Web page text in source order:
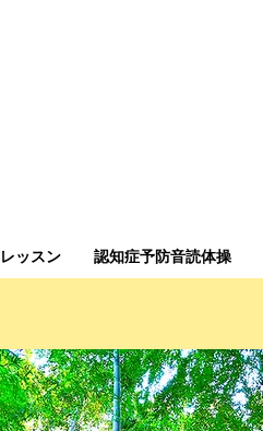
ッスン 認知症予防音読体操